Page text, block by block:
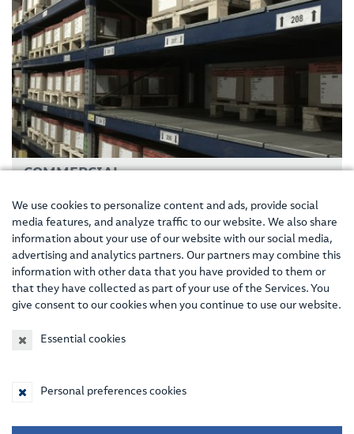
COMMERCIAL
commercialisation est un défi important dans un monde
globalisé pour bon nombre d’entreprises. VS vous garantit des
délais de production courts et une livraison respectant les
délais dans le monde entier.
Voir le service commercial…
CONTACT
VS- L’INNOVATION PAR TRADITION
We use cookies to personalize content and ads, provide social
media features, and analyze traffic to our website. We also share
information about your use of our website with our social media,
advertising and analytics partners. Our partners may combine this
information with other data that you have provided to them or
that they have collected as part of your use of the Services. You
give consent to our cookies when you continue to use our website.
Essential cookies
Personal preferences cookies